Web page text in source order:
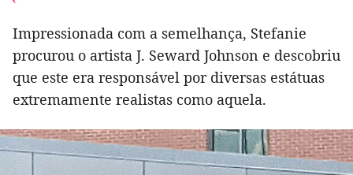
Impressionada com a semelhança, Stefanie
procurou o artista J. Seward Johnson e descobriu
que este era responsável por diversas estátuas
extremamente realistas como aquela.